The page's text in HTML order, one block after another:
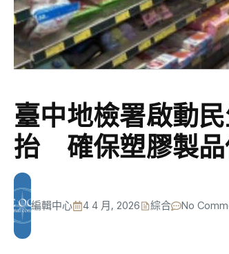
臺中地檢署啟動
抬 確保塑膠製品
編輯中心 4 4 月, 2026 綜合 No